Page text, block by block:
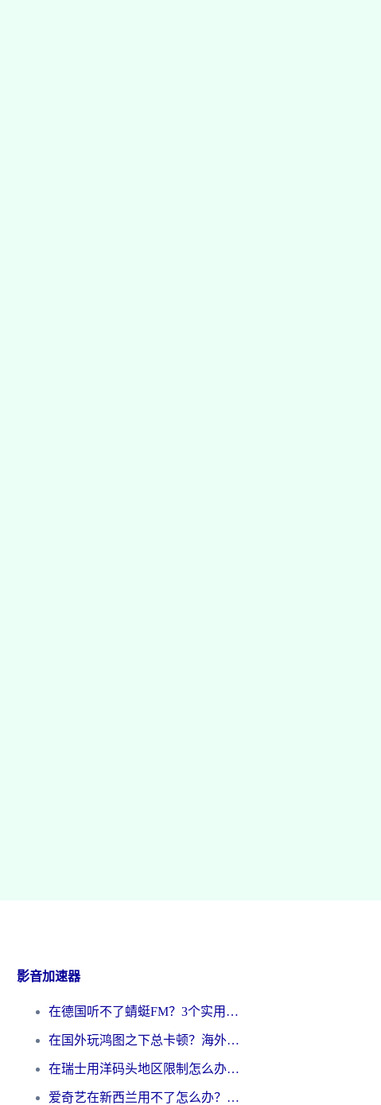
影音加速器
在德国听不了蜻蜓FM？3个实用技巧帮你解锁国内影音自由
在国外玩鸿图之下总卡顿？海外党追剧听歌的3个实用解决方案
在瑞士用洋码头地区限制怎么办？海外华人必看的回国加速全攻略
爱奇艺在新西兰用不了怎么办？海外党亲测有效的回国加速方案